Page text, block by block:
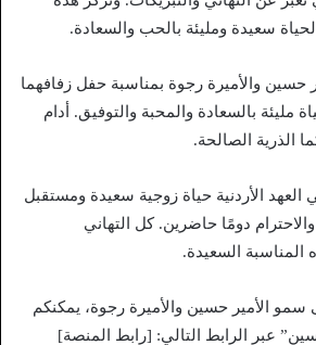
سعيدة ومليئة بالحب والسعادة.
حسين والأميرة رجوة بمناسبة حفل زفافهما
مليئة بالسعادة والمحبة والتوفيق. أدام
الذرية الصالحة.
الأردنية حياة زوجية سعيدة ومستقبل
دومًا حاضرين. كل التهاني
المناسبة السعيدة.
سمو الأمير حسين والأميرة رجوة، يمكنكم
عبر الرابط التالي: [رابط المنصة]